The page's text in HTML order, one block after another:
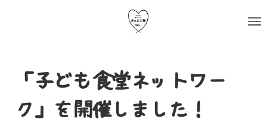
「子ども食堂ネットワー
ク」を開催しました！